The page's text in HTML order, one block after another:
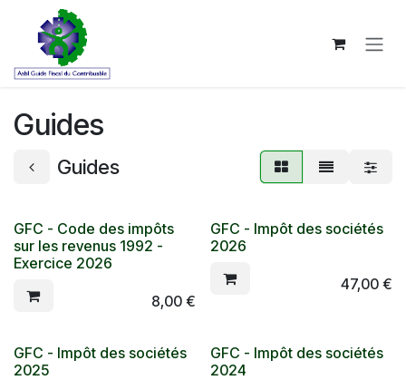
Se rendre au contenu
Guides
Guides
GFC - Code des impôts
sur les revenus 1992 -
Exercice 2026
8,00€
GFC - Impôt des sociétés
2026
47,00€
GFC - Impôt des sociétés
2025
GFC - Impôt des sociétés
2024